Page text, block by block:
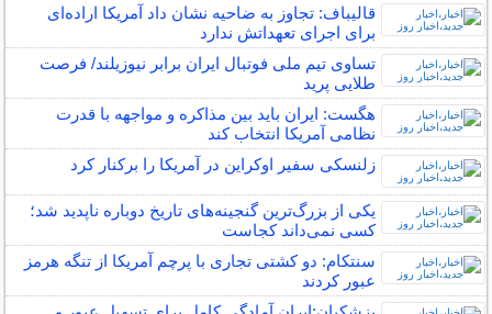
قالیباف: تجاوز به ضاحیه نشان داد آمریکا اراده‌ای
برای اجرای تعهداتش ندارد
تساوی تیم ملی فوتبال ایران برابر نیوزیلند/ فرصت
طلایی پرید
هگست: ایران باید بین مذاکره و مواجهه با قدرت
نظامی آمریکا انتخاب کند
زلنسکی سفیر اوکراین در آمریکا را برکنار کرد
یکی از بزرگ‌ترین گنجینه‌های تاریخ دوباره ناپدید شد؛
کسی نمی‌داند کجاست
سنتکام: دو کشتی تجاری با پرچم آمریکا از تنگه هرمز
عبور کردند